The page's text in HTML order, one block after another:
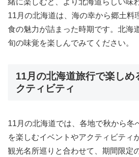
緒に楽しむと、より北海道らしい味
11月の北海道は、海の幸から郷土料
食の魅力が詰まった時期です。北海
旬の味覚を楽しんでみてください。
11月の北海道旅行で楽しめ
クティビティ
11月の北海道では、各地で秋から冬
を楽しむイベントやアクティビティ
観光名所巡りと合わせて、期間限定